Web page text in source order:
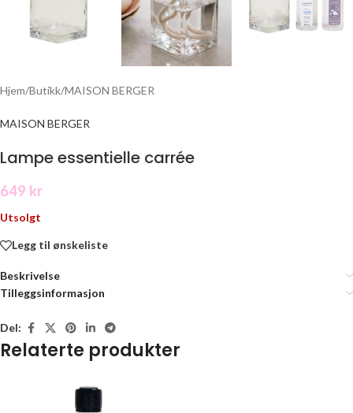
Hjem/Butikk/MAISON BERGER
MAISON BERGER
Lampe essentielle carrée
649 kr
Utsolgt
Legg til ønskeliste
Beskrivelse
Tilleggsinformasjon
Del:
Relaterte produkter